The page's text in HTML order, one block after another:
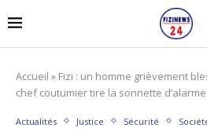
Accueil » Fizi : un homme grièvement
chef coutumier tire la sonnette d’alarme
Actualités Justice Sécurité